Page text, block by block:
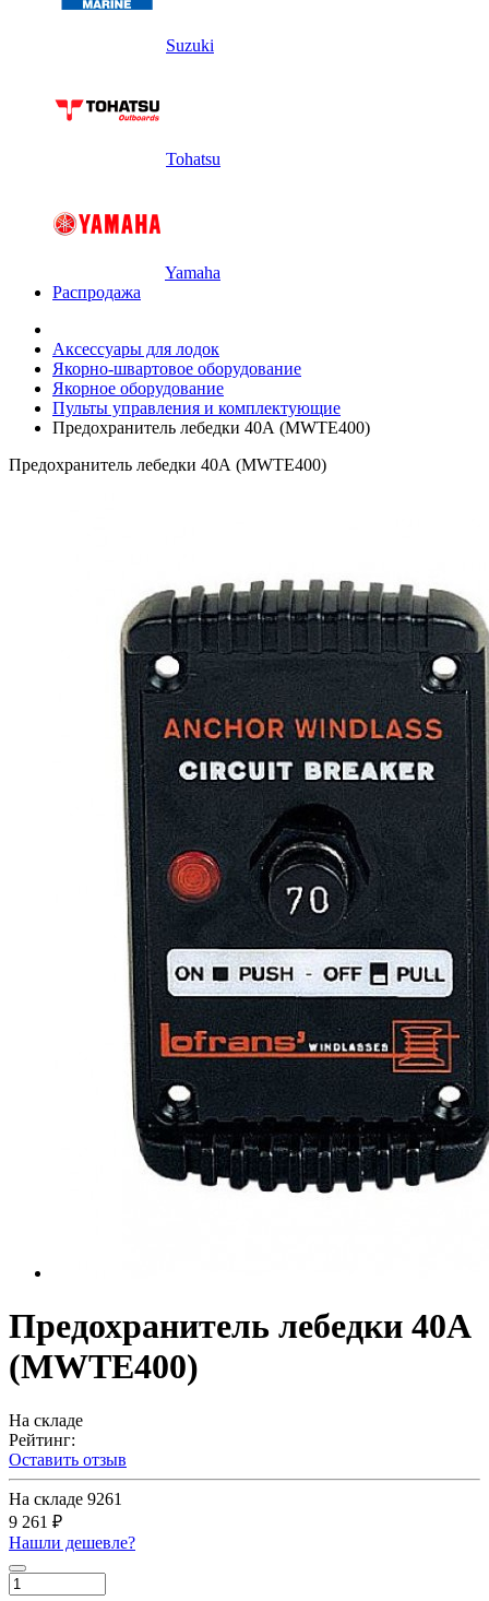
Suzuki
Tohatsu
Yamaha
Распродажа
Аксессуары для лодок
Якорно-швартовое оборудование
Якорное оборудование
Пульты управления и комплектующие
Предохранитель лебедки 40А (MWTE400)
Предохранитель лебедки 40А (MWTE400)
Предохранитель лебедки 40А
(MWTE400)
На складе
Рейтинг:
Оставить отзыв
На складе 9261
9 261 ₽
Нашли дешевле?